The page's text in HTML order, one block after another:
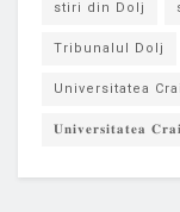
stiri din Dolj
Tribunalul Dolj
Universitatea
𝐔𝐧𝐢𝐯𝐞𝐫𝐬𝐢𝐭𝐚𝐭𝐞𝐚